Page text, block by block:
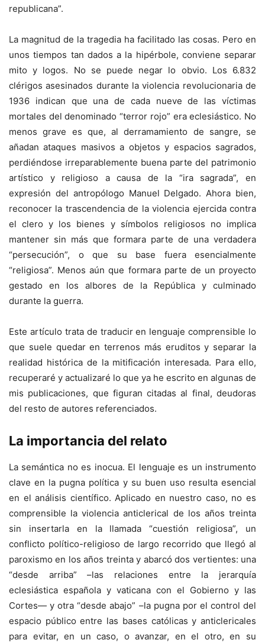
republicana”.
La magnitud de la tragedia ha facilitado las cosas. Pero en
unos tiempos tan dados a la hipérbole, conviene separar
mito y logos. No se puede negar lo obvio. Los 6.832
clérigos asesinados durante la violencia revolucionaria de
1936 indican que una de cada nueve de las víctimas
mortales del denominado “terror rojo” era eclesiástico. No
menos grave es que, al derramamiento de sangre, se
añadan ataques masivos a objetos y espacios sagrados,
perdiéndose irreparablemente buena parte del patrimonio
artístico y religioso a causa de la “ira sagrada”, en
expresión del antropólogo Manuel Delgado. Ahora bien,
reconocer la trascendencia de la violencia ejercida contra
el clero y los bienes y símbolos religiosos no implica
mantener sin más que formara parte de una verdadera
“persecución”, o que su base fuera esencialmente
“religiosa”. Menos aún que formara parte de un proyecto
gestado en los albores de la República y culminado
durante la guerra.
Este artículo trata de traducir en lenguaje comprensible lo
que suele quedar en terrenos más eruditos y separar la
realidad histórica de la mitificación interesada. Para ello,
recuperaré y actualizaré lo que ya he escrito en algunas de
mis publicaciones, que figuran citadas al final, deudoras
del resto de autores referenciados.
La importancia del relato
La semántica no es inocua. El lenguaje es un instrumento
clave en la pugna política y su buen uso resulta esencial
en el análisis científico. Aplicado en nuestro caso, no es
comprensible la violencia anticlerical de los años treinta
sin insertarla en la llamada “cuestión religiosa”, un
conflicto político-religioso de largo recorrido que llegó al
paroxismo en los años treinta y abarcó dos vertientes: una
“desde arriba” –las relaciones entre la jerarquía
eclesiástica española y vaticana con el Gobierno y las
Cortes— y otra “desde abajo” –la pugna por el control del
espacio público entre las bases católicas y anticlericales
para evitar, en un caso, o avanzar, en el otro, en su